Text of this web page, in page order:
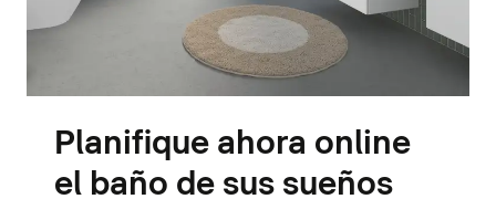
Planifique ahora online
el baño de sus sueños